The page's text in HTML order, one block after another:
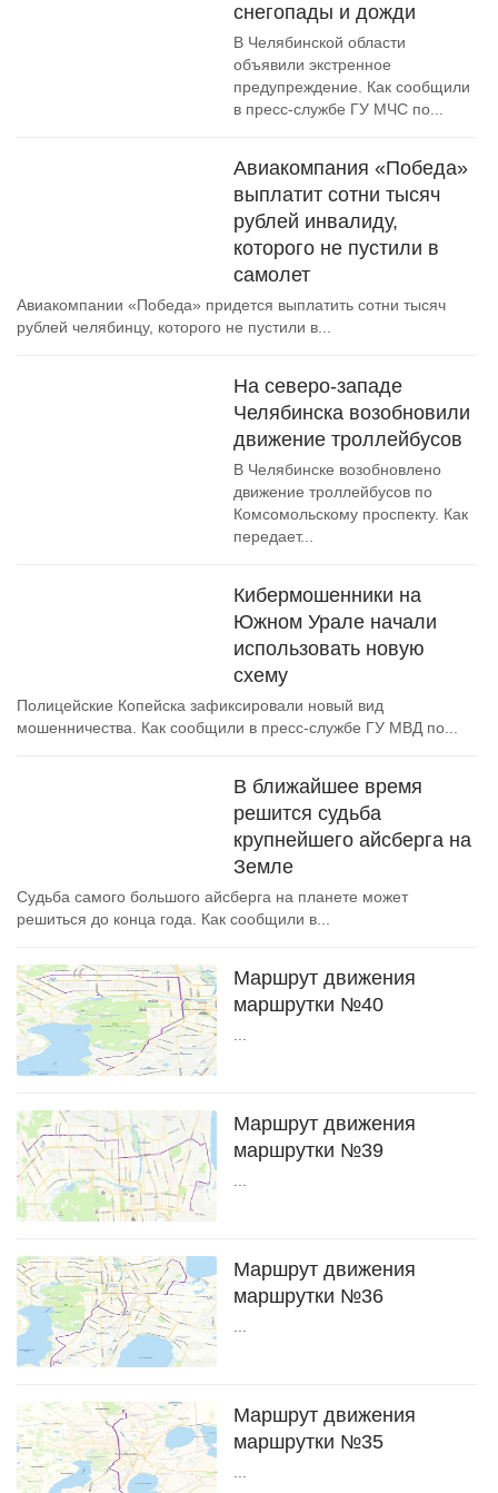
снегопады и дожди
В Челябинской области
объявили экстренное
предупреждение. Как сообщили
в пресс-службе ГУ МЧС по...
Авиакомпания «Победа»
выплатит сотни тысяч
рублей инвалиду,
которого не пустили в
самолет
Авиакомпании «Победа» придется выплатить сотни тысяч
рублей челябинцу, которого не пустили в...
На северо-западе
Челябинска возобновили
движение троллейбусов
В Челябинске возобновлено
движение троллейбусов по
Комсомольскому проспекту. Как
передает...
Кибермошенники на
Южном Урале начали
использовать новую
схему
Полицейские Копейска зафиксировали новый вид
мошенничества. Как сообщили в пресс-службе ГУ МВД по...
В ближайшее время
решится судьба
крупнейшего айсберга на
Земле
Судьба самого большого айсберга на планете может
решиться до конца года. Как сообщили в...
Маршрут движения
маршрутки №40
Маршрут движения
маршрутки №39
Маршрут движения
маршрутки №36
Маршрут движения
маршрутки №35